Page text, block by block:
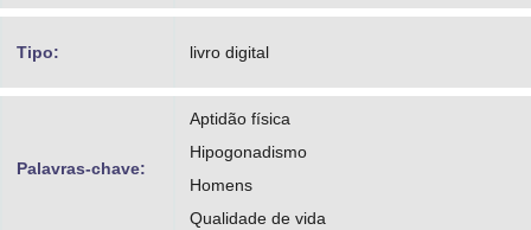
Tipo: livro digital
Palavras-chave:
Aptidão física
Hipogonadismo
Homens
Qualidade de vida